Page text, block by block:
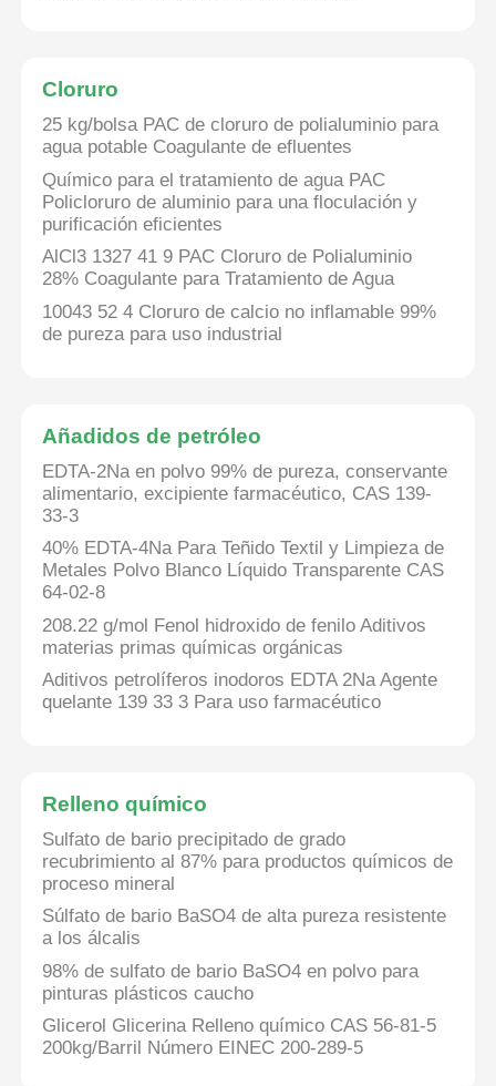
Cloruro
25 kg/bolsa PAC de cloruro de polialuminio para
agua potable Coagulante de efluentes
Químico para el tratamiento de agua PAC
Policloruro de aluminio para una floculación y
purificación eficientes
AlCl3 1327 41 9 PAC Cloruro de Polialuminio
28% Coagulante para Tratamiento de Agua
10043 52 4 Cloruro de calcio no inflamable 99%
de pureza para uso industrial
Añadidos de petróleo
EDTA-2Na en polvo 99% de pureza, conservante
alimentario, excipiente farmacéutico, CAS 139-
33-3
40% EDTA-4Na Para Teñido Textil y Limpieza de
Metales Polvo Blanco Líquido Transparente CAS
64-02-8
208.22 g/mol Fenol hidroxido de fenilo Aditivos
materias primas químicas orgánicas
Aditivos petrolíferos inodoros EDTA 2Na Agente
quelante 139 33 3 Para uso farmacéutico
Relleno químico
Sulfato de bario precipitado de grado
recubrimiento al 87% para productos químicos de
proceso mineral
Súlfato de bario BaSO4 de alta pureza resistente
a los álcalis
98% de sulfato de bario BaSO4 en polvo para
pinturas plásticos caucho
Glicerol Glicerina Relleno químico CAS 56-81-5
200kg/Barril Número EINEC 200-289-5